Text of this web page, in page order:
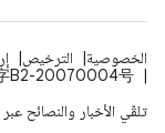
الخصوصية الترخيص
B2-20070004号
تلقّي الأخبار والنصائح عبر